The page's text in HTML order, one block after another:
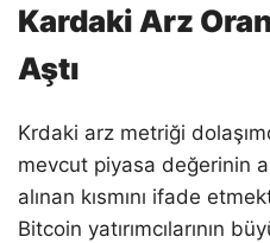
Kardaki Arz
Aştı
Krdaki arz metriği
mevcut piyasa değerinin
alınan kısmını ifade
Bitcoin yatırımcılarının